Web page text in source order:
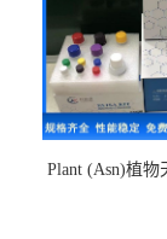
Plant (Asn)植物